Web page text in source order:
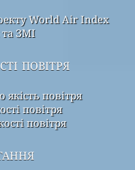
World Air Index
ЗМІ
повітря
якість повітря
повітря
повітря